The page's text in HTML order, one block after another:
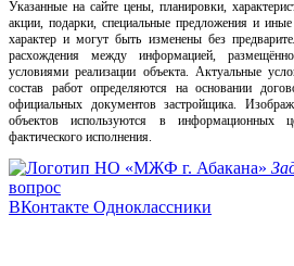
Указанные на сайте цены, планировки,
акции, подарки, специальные предложения и
характер и могут быть изменены без
расхождения между информацией,
условиями реализации объекта. Актуальные
состав работ определяются на основании
официальных документов застройщика.
объектов используются в информационных
фактического исполнения.
вопрос
ВКонтакте Одноклассники